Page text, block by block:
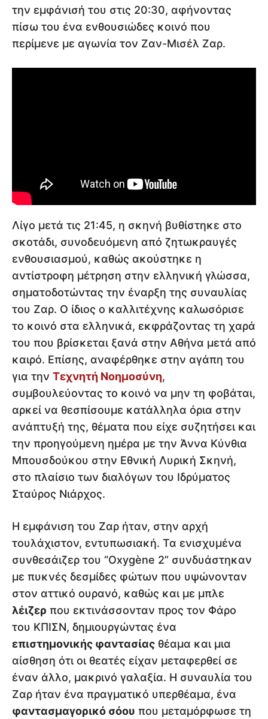
την εμφάνισή του στις 20:30, αφήνοντας
πίσω του ένα ενθουσιώδες κοινό που
περίμενε με αγωνία τον Ζαν-Μισέλ Ζαρ.
Λίγο μετά τις 21:45, η σκηνή βυθίστηκε στο
σκοτάδι, συνοδευόμενη από ζητωκραυγές
ενθουσιασμού, καθώς ακούστηκε η
αντίστροφη μέτρηση στην ελληνική γλώσσα,
σηματοδοτώντας την έναρξη της συναυλίας
του Ζαρ. Ο ίδιος ο καλλιτέχνης καλωσόρισε
το κοινό στα ελληνικά, εκφράζοντας τη χαρά
του που βρίσκεται ξανά στην Αθήνα μετά από
καιρό. Επίσης, αναφέρθηκε στην αγάπη του
για την Τεχνητή Νοημοσύνη,
συμβουλεύοντας το κοινό να μην τη φοβάται,
αρκεί να θεσπίσουμε κατάλληλα όρια στην
ανάπτυξή της, θέματα που είχε συζητήσει και
την προηγούμενη ημέρα με την Άννα Κύνθια
Μπουσδούκου στην Εθνική Λυρική Σκηνή,
στο πλαίσιο των διαλόγων του Ιδρύματος
Σταύρος Νιάρχος.
Η εμφάνιση του Ζαρ ήταν, στην αρχή
τουλάχιστον, εντυπωσιακή. Τα ενισχυμένα
συνθεσάιζερ του “Oxygène 2” συνδυάστηκαν
με πυκνές δεσμίδες φώτων που υψώνονταν
στον αττικό ουρανό, καθώς και με μπλε
λέιζερ που εκτινάσσονταν προς τον Φάρο
του ΚΠΙΣΝ, δημιουργώντας ένα
επιστημονικής φαντασίας θέαμα και μια
αίσθηση ότι οι θεατές είχαν μεταφερθεί σε
έναν άλλο, μακρινό γαλαξία. Η συναυλία του
Ζαρ ήταν ένα πραγματικό υπερθέαμα, ένα
φαντασμαγορικό σόου που μεταμόρφωσε τη